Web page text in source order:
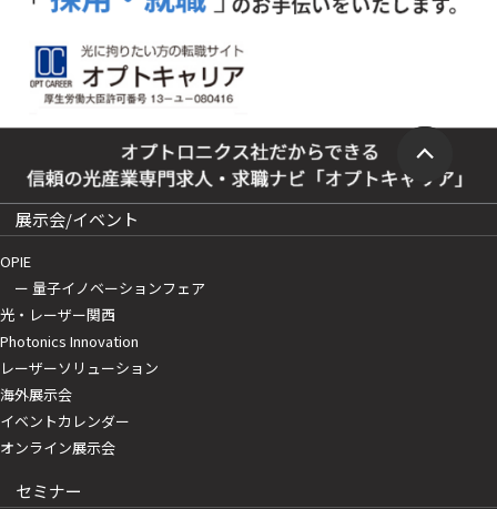
展示会/イベント
OPIE
ー 量子イノベーションフェア
光・レーザー関西
Photonics Innovation
レーザーソリューション
海外展示会
イベントカレンダー
オンライン展示会
セミナー